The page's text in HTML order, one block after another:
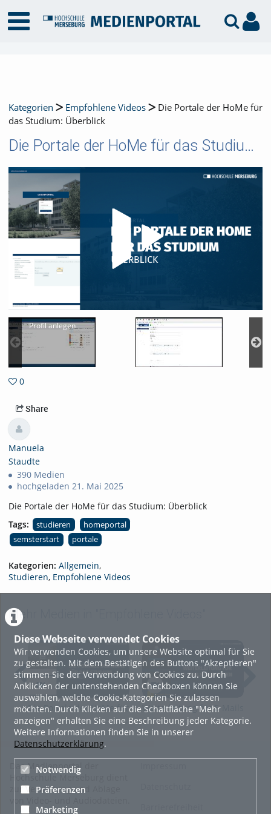
Diese Webseite verwendet Cookies
Wir verwenden Cookies, um unsere Website optimal für Sie
zu gestalten. Mit dem Bestätigen des Buttons "Akzeptieren"
stimmen Sie der Verwendung von Cookies zu. Durch
Anklicken der untenstehenden Checkboxen können Sie
auswählen, welche Cookie-Kategorien Sie zulassen
möchten. Durch Klicken auf die Schaltfläche "Mehr
anzeigen" erhalten Sie eine Beschreibung jeder Kategorie.
Weitere Informationen finden Sie in unserer
Datenschutzerklärung.
Notwendig
Präferenzen
Marketing
Kategorien Empfohlene Videos
Die Portale der HoMe für
das Studium: Überblick
Die Portale der HoMe für das Studium: Überblick
Profil anlegen
0
Share
Manuela
Staudte
390 Medien
hochgeladen 21. Mai 2025
Die Portale der HoMe für das Studium: Überblick
Tags:
studieren
homeportal
semsterstart
portale
Kategorien: Allgemein,
Studieren, Empfohlene Videos
Mehr Medien in "Empfohlene Videos"
Die Portale der HoMe für
das Studium: Überblick
Weiterleitung für E-Mails
einrichten
Das Medienportal der
Hochschule Merseburg dient
zur Verwaltung und Ablage